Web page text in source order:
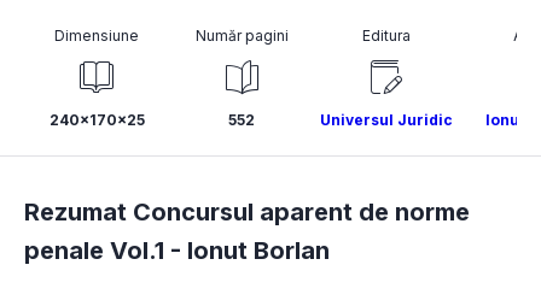
Dimensiune
240x170x25
Număr pagini
552
Editura
Universul Juridic Ionut
Rezumat Concursul aparent de norme
penale Vol.1 - Ionut Borlan